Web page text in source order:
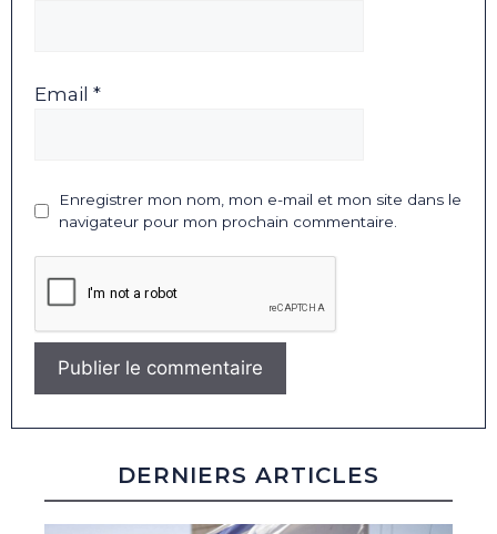
Email *
Enregistrer mon nom, mon e-mail et mon site dans le
navigateur pour mon prochain commentaire.
DERNIERS ARTICLES